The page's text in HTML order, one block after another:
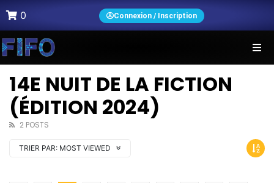
0 Connexion / Inscription
14E NUIT DE LA FICTION
(ÉDITION 2024)
2 POSTS
TRIER PAR: MOST VIEWED